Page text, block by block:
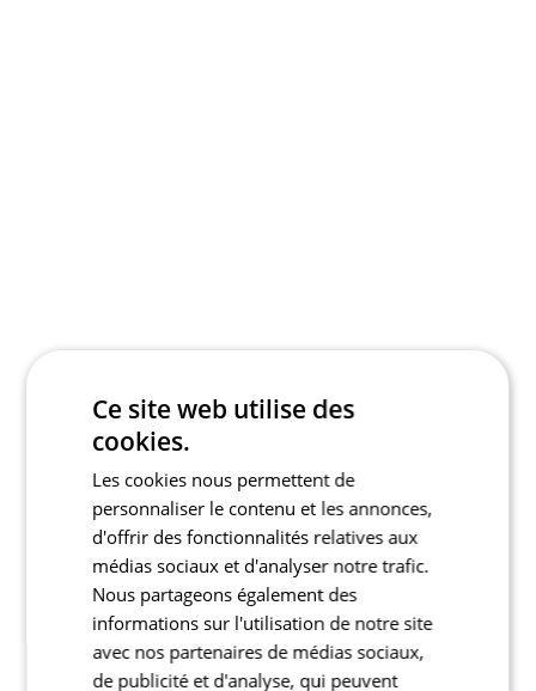
Ce site web utilise des
cookies.
Les cookies nous permettent de
personnaliser le contenu et les annonces,
d'offrir des fonctionnalités relatives aux
médias sociaux et d'analyser notre trafic.
Nous partageons également des
informations sur l'utilisation de notre site
avec nos partenaires de médias sociaux,
de publicité et d'analyse, qui peuvent